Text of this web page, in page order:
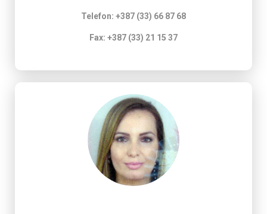
Telefon: +387 (33) 66 87 68
Fax: +387 (33) 21 15 37